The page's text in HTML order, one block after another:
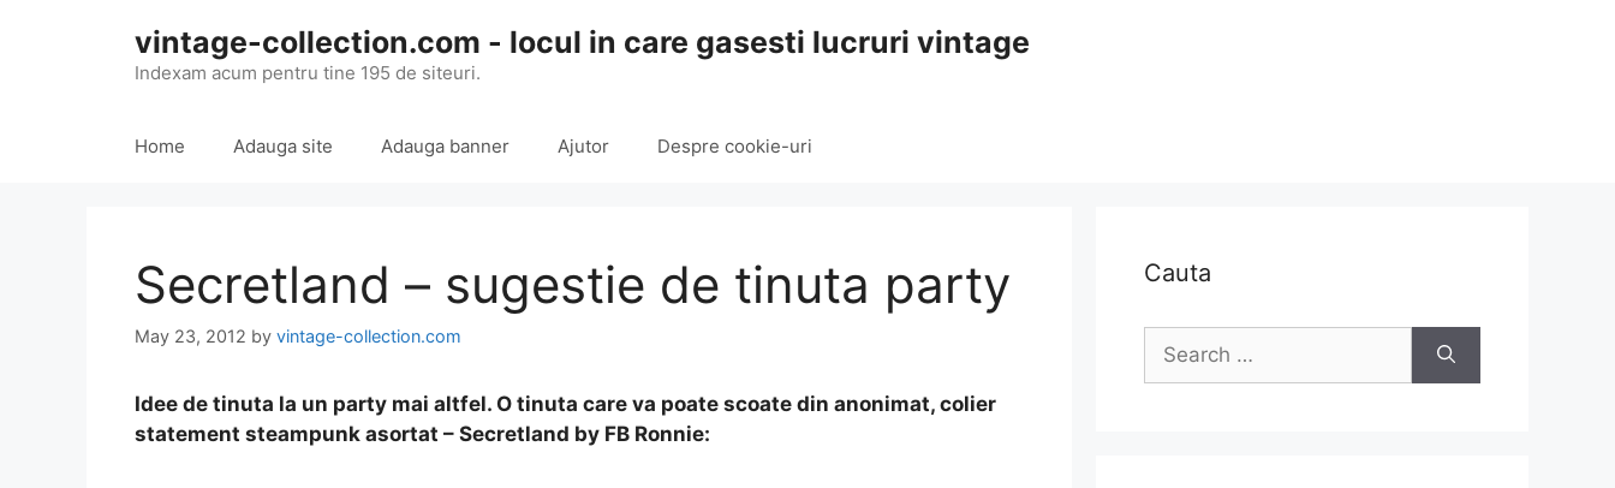
vintage-collection.com - locul in care gasesti lucruri vintage
Indexam acum pentru tine 195 de siteuri.
Home Adauga site Adauga banner Ajutor Despre cookie-uri
Secretland – sugestie de tinuta party
May 23, 2012 by vintage-collection.com
Idee de tinuta la un party mai altfel. O tinuta care va poate scoate din anonimat, colier
statement steampunk asortat – Secretland by FB Ronnie:
Cauta
Search
for: